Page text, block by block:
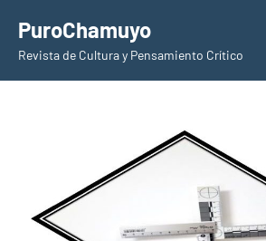
contenido
PuroChamuyo
Revista de Cultura y Pensamiento Crítico